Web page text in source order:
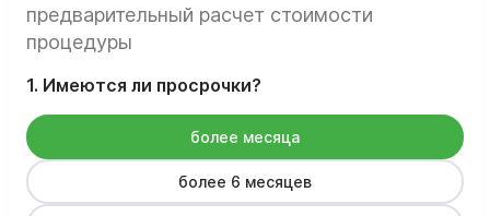
предварительный расчет стоимости
процедуры
1. Имеются ли просрочки?
более месяца
более 6 месяцев